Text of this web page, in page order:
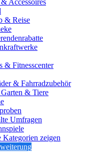
Accessoires
& Reise
& Fitnesscenter
& Fahrradzubehör
& Tiere
Umfragen
Kategorien zeigen